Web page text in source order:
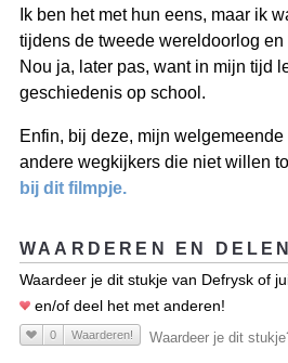
Ik ben het met hun eens, maar ik
tijdens de tweede wereldoorlog en
Nou ja, later pas, want in mijn tijd
geschiedenis op school.
Enfin, bij deze, mijn
andere wegkijkers die niet willen
bij dit filmpje.
WAARDEREN EN DELEN
Waardeer je dit stukje van Defrysk of
en/of deel het met anderen!
0 Waarderen! Waardeer je dit